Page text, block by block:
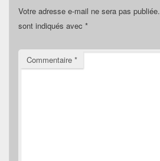
Votre adresse e-mail ne sera pas publiée.
sont indiqués avec *
Commentaire *